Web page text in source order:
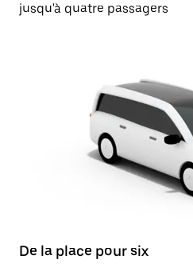
jusqu'à quatre passagers
De la place pour six